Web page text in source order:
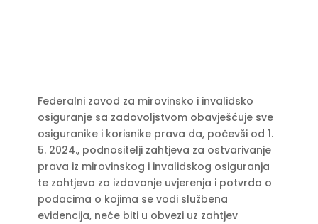
Federalni zavod za mirovinsko i invalidsko
osiguranje sa zadovoljstvom obavješćuje sve
osiguranike i korisnike prava da, počevši od 1.
5. 2024., podnositelji zahtjeva za ostvarivanje
prava iz mirovinskog i invalidskog osiguranja
te zahtjeva za izdavanje uvjerenja i potvrda o
podacima o kojima se vodi službena
evidencija, neće biti u obvezi uz zahtjev